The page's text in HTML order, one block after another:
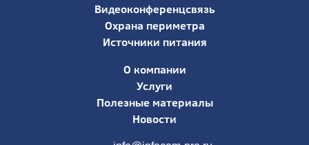
Видеоконференцсвязь
Охрана периметра
Источники питания
О компании
Услуги
Полезные материалы
Новости